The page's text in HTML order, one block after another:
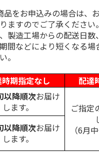
をお申込みの場合は、
ますのでご了承ください。
製造工場からの配送日数
間などにより短くなる場
。
期指定なし
配達
以降順次お届け
します。
ご指定
（6月
以降順次お届け
します。